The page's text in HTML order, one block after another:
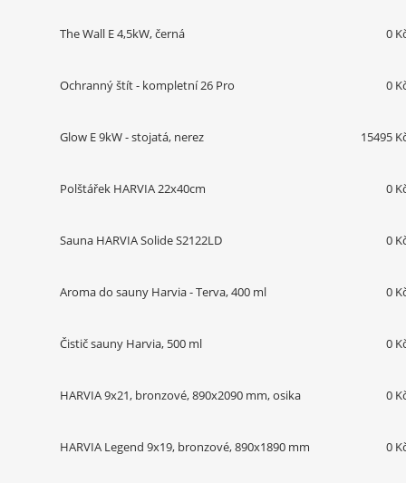
The Wall E 4,5kW, černá 0
Ochranný štít - kompletní 26 Pro 0
Glow E 9kW - stojatá, nerez 15495
Polštářek HARVIA 22x40cm 0
Sauna HARVIA Solide S2122LD 0
Aroma do sauny Harvia - Terva, 400 ml 0
Čistič sauny Harvia, 500 ml 0
HARVIA 9x21, bronzové, 890x2090 mm, osika 0
HARVIA Legend 9x19, bronzové, 890x1890 mm 0